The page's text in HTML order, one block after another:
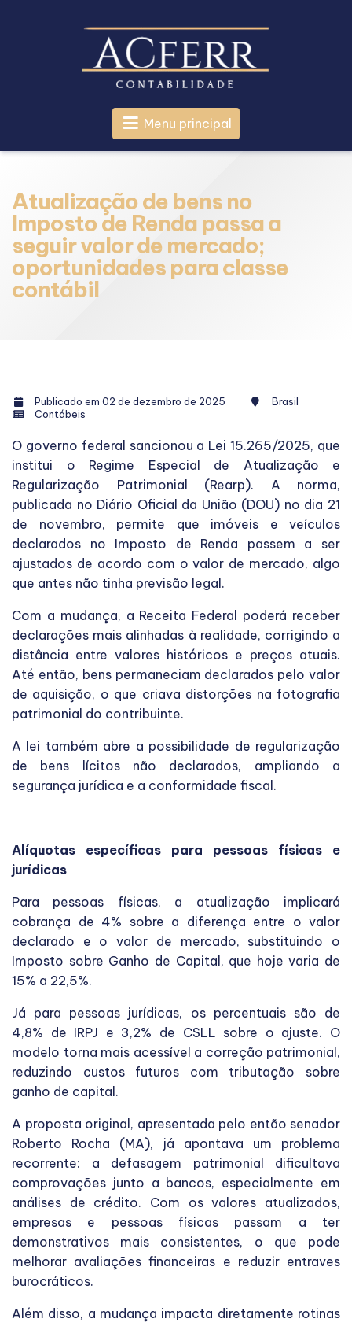
Menu principal
Atualização de bens no
Imposto de Renda passa a
seguir valor de mercado;
oportunidades para classe
contábil
Publicado em 02 de dezembro de 2025
Brasil
Contábeis
O governo federal sancionou a Lei 15.265/2025, que
institui o Regime Especial de Atualização e
Regularização Patrimonial (Rearp). A norma,
publicada no Diário Oficial da União (DOU) no dia 21
de novembro, permite que imóveis e veículos
declarados no Imposto de Renda passem a ser
ajustados de acordo com o valor de mercado, algo
que antes não tinha previsão legal.
Com a mudança, a Receita Federal poderá receber
declarações mais alinhadas à realidade, corrigindo a
distância entre valores históricos e preços atuais.
Até então, bens permaneciam declarados pelo valor
de aquisição, o que criava distorções na fotografia
patrimonial do contribuinte.
A lei também abre a possibilidade de regularização
de bens lícitos não declarados, ampliando a
segurança jurídica e a conformidade fiscal.
Alíquotas específicas para pessoas físicas e
jurídicas
Para pessoas físicas, a atualização implicará
cobrança de 4% sobre a diferença entre o valor
declarado e o valor de mercado, substituindo o
Imposto sobre Ganho de Capital, que hoje varia de
15% a 22,5%.
Já para pessoas jurídicas, os percentuais são de
4,8% de IRPJ e 3,2% de CSLL sobre o ajuste. O
modelo torna mais acessível a correção patrimonial,
reduzindo custos futuros com tributação sobre
ganho de capital.
A proposta original, apresentada pelo então senador
Roberto Rocha (MA), já apontava um problema
recorrente: a defasagem patrimonial dificultava
comprovações junto a bancos, especialmente em
análises de crédito. Com os valores atualizados,
empresas e pessoas físicas passam a ter
demonstrativos mais consistentes, o que pode
melhorar avaliações financeiras e reduzir entraves
burocráticos.
Além disso, a mudança impacta diretamente rotinas